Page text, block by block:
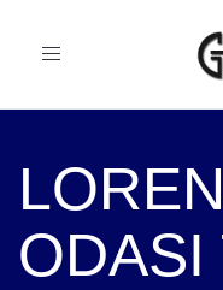
Toggle
ODASI